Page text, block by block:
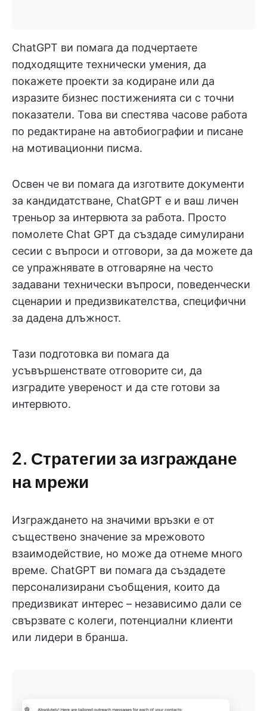
ChatGPT ви помага да подчертаете
подходящите технически умения, да
покажете проекти за кодиране или да
изразите бизнес постиженията си с точни
показатели. Това ви спестява часове работа
по редактиране на автобиографии и писане
на мотивационни писма.
Освен че ви помага да изготвите документи
за кандидатстване, ChatGPT е и ваш личен
треньор за интервюта за работа. Просто
помолете Chat GPT да създаде симулирани
сесии с въпроси и отговори, за да можете да
се упражнявате в отговаряне на често
задавани технически въпроси, поведенчески
сценарии и предизвикателства, специфични
за дадена длъжност.
Тази подготовка ви помага да
усъвършенствате отговорите си, да
изградите увереност и да сте готови за
интервюто.
2. Стратегии за изграждане
на мрежи
Изграждането на значими връзки е от
съществено значение за мрежовото
взаимодействие, но може да отнеме много
време. ChatGPT ви помага да създадете
персонализирани съобщения, които да
предизвикат интерес – независимо дали се
свързвате с колеги, потенциални клиенти
или лидери в бранша.